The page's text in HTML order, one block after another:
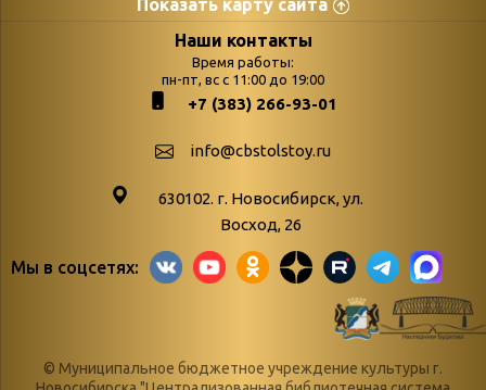
Показать карту сайта
Страницы
podvedenie-itogov-festivalya-
paskhalnaya-palitra
Библионочь – как ярмарка точь-в-
Конференции, семинары,
поступлений
Война. Народ.
живые»
«Мне всё
снятся
военной поры
Наши контакты
Время работы:
пн-пт, вс с 11:00 до 19:00
+7 (383) 266-93-01
info@cbstolstoy.ru
630102. г. Новосибирск, ул.
Восход, 26
Мы в соцсетях:
© Муниципальное бюджетное учреждение культуры г.